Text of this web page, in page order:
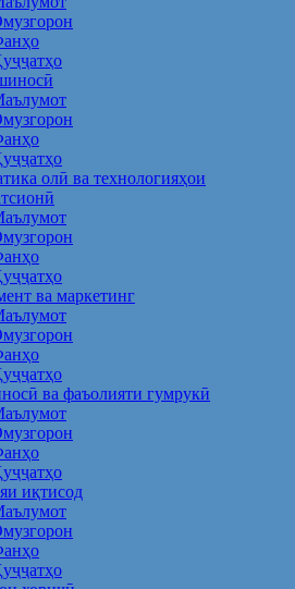
олӣ ва технологияҳои
ва маркетинг
ва фаъолияти гумрукӣ
иқтисод